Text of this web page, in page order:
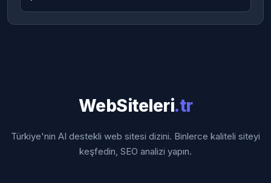
WebSiteleri.tr
Türkiye'nin AI destekli web sitesi dizini. Binlerce kaliteli siteyi
keşfedin, SEO analizi yapın.